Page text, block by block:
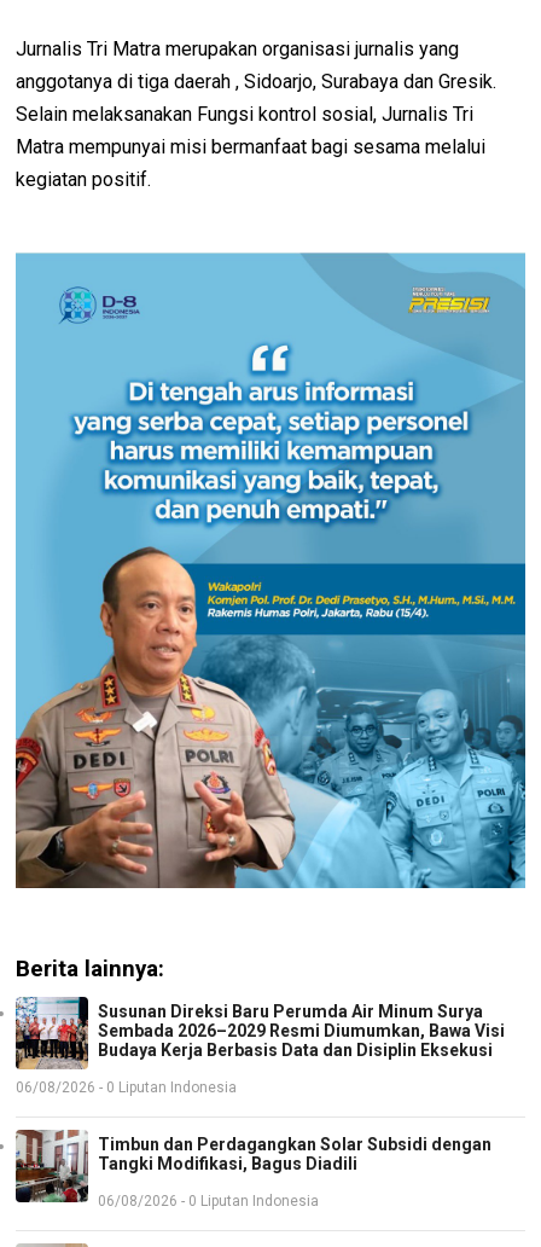
Jurnalis Tri Matra merupakan organisasi jurnalis yang
anggotanya di tiga daerah , Sidoarjo, Surabaya dan Gresik.
Selain melaksanakan Fungsi kontrol sosial, Jurnalis Tri
Matra mempunyai misi bermanfaat bagi sesama melalui
kegiatan positif.
Berita lainnya:
Susunan Direksi Baru Perumda Air Minum Surya
Sembada 2026–2029 Resmi Diumumkan, Bawa Visi
Budaya Kerja Berbasis Data dan Disiplin Eksekusi
06/08/2026 - 0 Liputan Indonesia
Timbun dan Perdagangkan Solar Subsidi dengan
Tangki Modifikasi, Bagus Diadili
06/08/2026 - 0 Liputan Indonesia